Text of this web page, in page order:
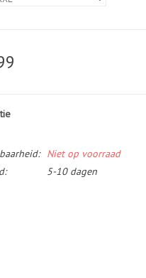
Niet op voorraad
5-10 dagen